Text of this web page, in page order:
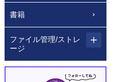
書籍
ファイル管理/ストレ
ージ